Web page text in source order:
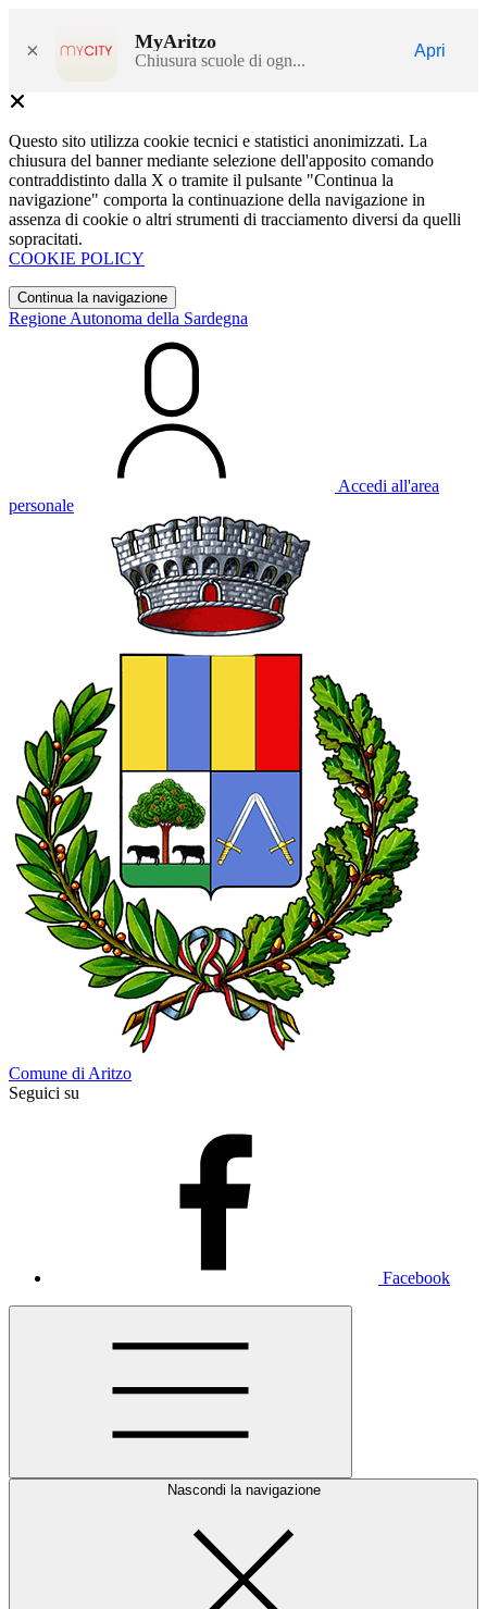
× MyAritzo
Chiusura scuole di ogn...
Apri
Questo sito utilizza cookie tecnici e statistici anonimizzati. La
chiusura del banner mediante selezione dell'apposito comando
contraddistinto dalla X o tramite il pulsante "Continua la
navigazione" comporta la continuazione della navigazione in
assenza di cookie o altri strumenti di tracciamento diversi da quelli
sopracitati.
COOKIE POLICY
Continua la navigazione
Regione Autonoma della Sardegna
Accedi all'area
personale
Comune di Aritzo
Seguici su
Facebook
Nascondi la navigazione